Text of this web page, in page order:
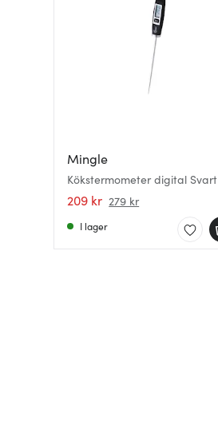
Mingle
Kökstermometer digital Svart
209 kr 279 kr
I lager